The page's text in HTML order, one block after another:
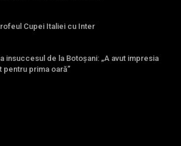
Cupei Italiei cu Inter
insuccesul de la Botoșani: „A avut impresia
pentru prima oară”